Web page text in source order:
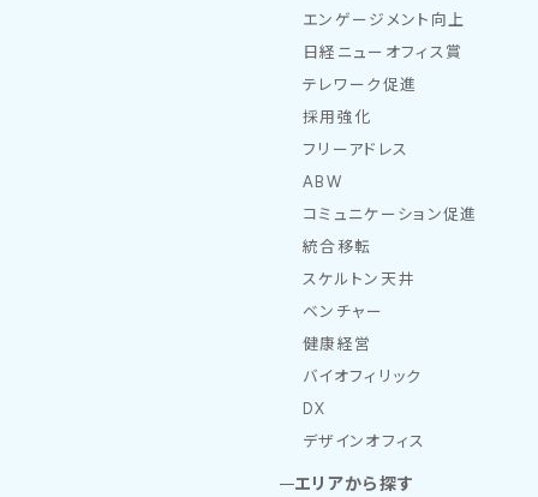
エンゲージメント向上
日経ニューオフィス賞
テレワーク促進
採用強化
フリーアドレス
ABW
コミュニケーション促進
統合移転
スケルトン天井
ベンチャー
健康経営
バイオフィリック
DX
デザインオフィス
エリアから探す